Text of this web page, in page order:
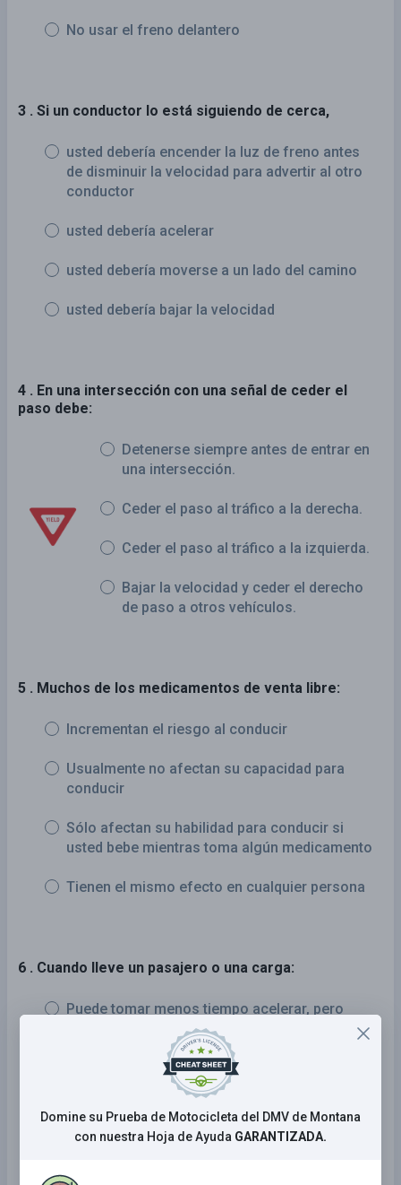
No usar el freno delantero
3 . Si un conductor lo está siguiendo de cerca,
usted debería encender la luz de freno antes
de disminuir la velocidad para advertir al otro
conductor
usted debería acelerar
usted debería moverse a un lado del camino
usted debería bajar la velocidad
4 . En una intersección con una señal de ceder el
paso debe:
Detenerse siempre antes de entrar en
una intersección.
Ceder el paso al tráfico a la derecha.
Ceder el paso al tráfico a la izquierda.
Bajar la velocidad y ceder el derecho
de paso a otros vehículos.
5 . Muchos de los medicamentos de venta libre:
Incrementan el riesgo al conducir
Usualmente no afectan su capacidad para
conducir
Sólo afectan su habilidad para conducir si
usted bebe mientras toma algún medicamento
Tienen el mismo efecto en cualquier persona
6 . Cuando lleve un pasajero o una carga:
Puede tomar menos tiempo acelerar, pero
más tiempo detenerse
Puede tomar más tiempo acelerar y más
tiempo detenerse
Puede tomar más tiempo acelerar, pero
menos tiempo detenerse
Domine su Prueba de Motocicleta del DMV de Montana
con nuestra Hoja de Ayuda GARANTIZADA.